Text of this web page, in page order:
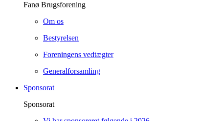
Fanø Brugsforening
Om os
Bestyrelsen
Foreningens vedtægter
Generalforsamling
Sponsorat
Sponsorat